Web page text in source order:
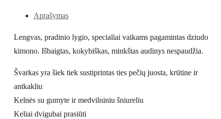
Aprašymas
Lengvas, pradinio lygio, specialiai vaikams pagamintas dziudo
kimono. Išbaigtas, kokybiškas, minkštas audinys nespaudžia.
Švarkas yra šiek tiek sustiprintas ties pečių juosta, krūtine ir
antkakliu
Kelnės su gumyte ir medvilniniu šniureliu
Keliai dvigubai prasiūti